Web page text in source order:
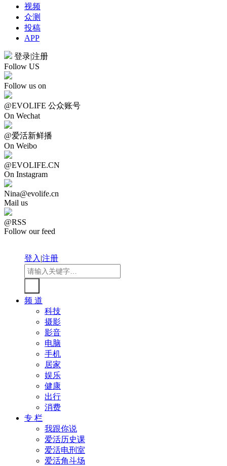
视频
众测
投稿
APP
登录|注册
Follow US
Follow us on
@EVOLIFE 公众账号
On Wechat
@爱活新鲜播
On Weibo
@EVOLIFE.CN
On Instagram
Nina@evolife.cn
Mail us
@RSS
Follow our feed
登入|注册
频 道
科技
摄影
影音
电脑
手机
居家
娱乐
健康
出行
消费
专 栏
我跟你说
爱活历史课
爱活电刑室
爱活角斗场